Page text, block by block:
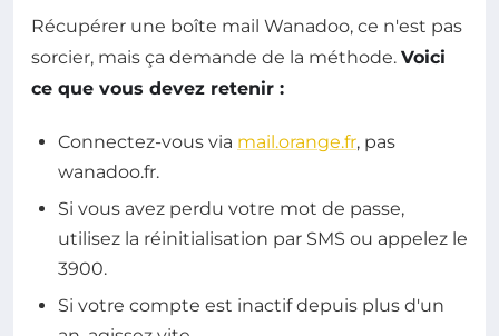
Récupérer une boîte mail Wanadoo, ce n'est pas
sorcier, mais ça demande de la méthode. Voici
ce que vous devez retenir :
Connectez-vous via mail.orange.fr, pas
wanadoo.fr.
Si vous avez perdu votre mot de passe,
utilisez la réinitialisation par SMS ou appelez le
3900.
Si votre compte est inactif depuis plus d'un